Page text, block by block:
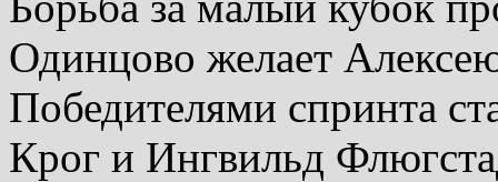
Одинцово желает
Победителями спринта
Крог и Ингвильд